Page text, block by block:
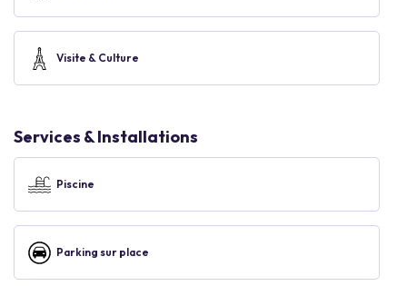
Visite & Culture
Services & Installations
Piscine
Parking sur place